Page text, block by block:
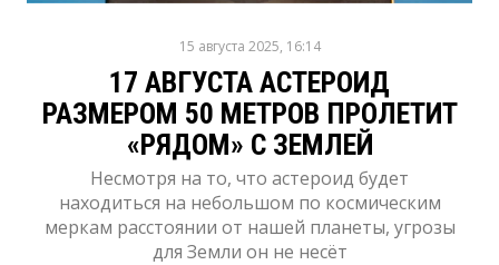
15 августа 2025, 16:14
17 АВГУСТА АСТЕРОИД
РАЗМЕРОМ 50 МЕТРОВ ПРОЛЕТИТ
«РЯДОМ» С ЗЕМЛЕЙ
Несмотря на то, что астероид будет
находиться на небольшом по космическим
меркам расстоянии от нашей планеты, угрозы
для Земли он не несёт